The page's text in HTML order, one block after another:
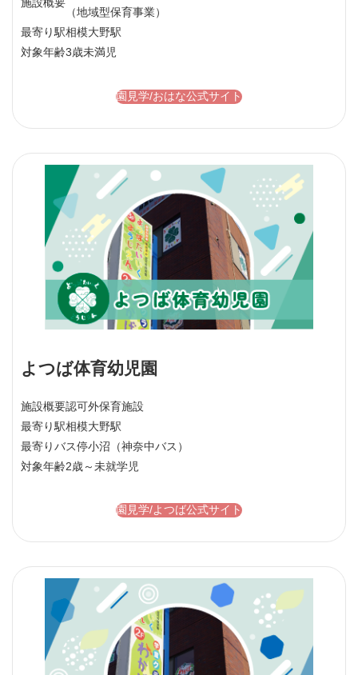
（地域型保育事業）
最寄り駅相模大野駅
対象年齢3歳未満児
園見学/おはな公式サイト
よつば体育幼児園
施設概要認可外保育施設
最寄り駅相模大野駅
最寄りバス停小沼（神奈中バス）
対象年齢2歳～未就学児
園見学/よつば公式サイト